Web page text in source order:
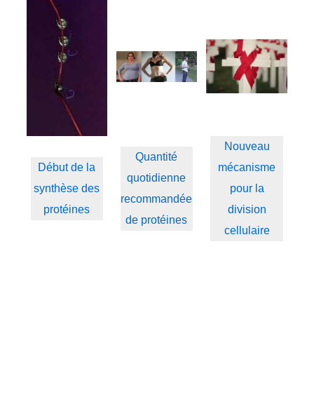
Début de la
synthèse des
protéines
Quantité
quotidienne
recommandée
de protéines
Nouveau
mécanisme
pour la
division
cellulaire